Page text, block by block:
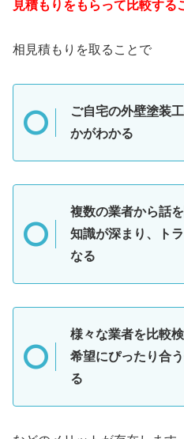
見積もりをもらって比較する
相見積もりを取ることで
ご自宅の外壁塗装
かがわかる
複数の業者から話
知識が深まり、ト
なる
様々な業者を比較
希望にぴったり合
る